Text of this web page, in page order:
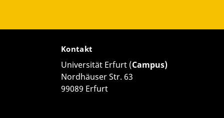
Kontakt
Universität Erfurt (Campus)
Nordhäuser Str. 63
99089 Erfurt